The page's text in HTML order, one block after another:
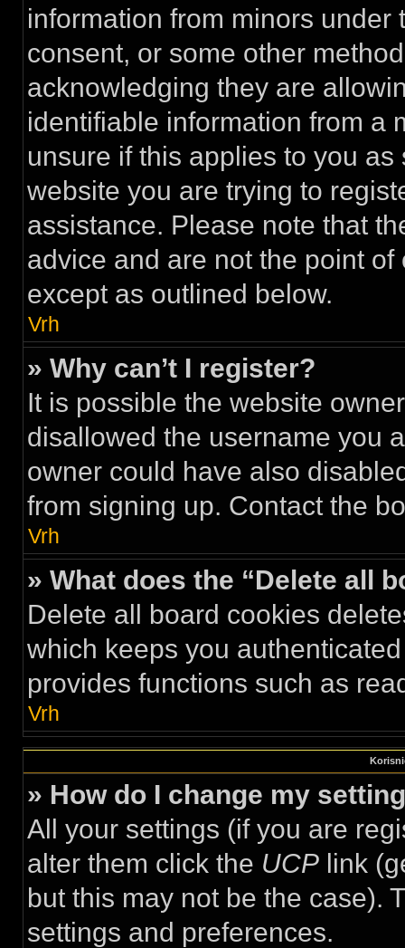
information from minors
consent, or some other
acknowledging they are
identifiable information from a
unsure if this applies to you
website you are trying to
assistance. Please note that
advice and are not the point
except as outlined below.
Vrh
» Why can’t I register?
It is possible the website
disallowed the username you
owner could have also
from signing up. Contact the
Vrh
» What does the “Delete all
Delete all board cookies
which keeps you
provides functions such as
Vrh
» How do I change my
All your settings (if you are
alter them click the UCP link
but this may not be the case).
settings and preferences.